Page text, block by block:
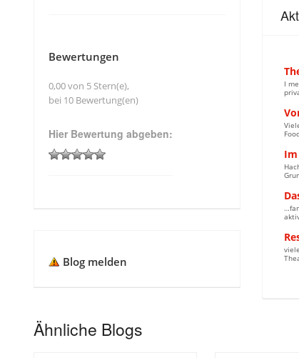
I
Bewertungen
0,00 von 5 Stern(e),
bei 10 Bewertung(en)
Hier Bewertung abgeben:
Blog melden
Ähnliche Blogs